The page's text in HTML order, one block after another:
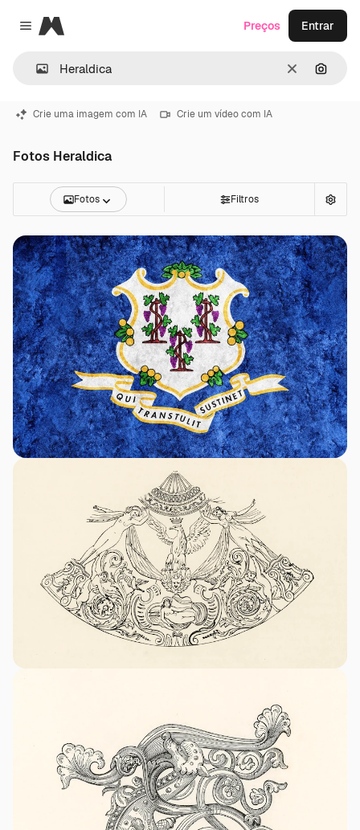
Close menu
Magnific
Limpar
Preços Entrar
Crie uma imagem com IA Crie um vídeo com IA
Fotos Heraldica
Fotos Filtros